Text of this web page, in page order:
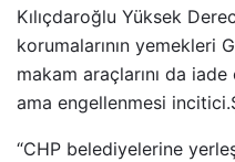
Kılıçdaroğlu Yüksek
korumalarının yemekleri
makam araçlarını da
ama engellenmesi
“CHP belediyelerine